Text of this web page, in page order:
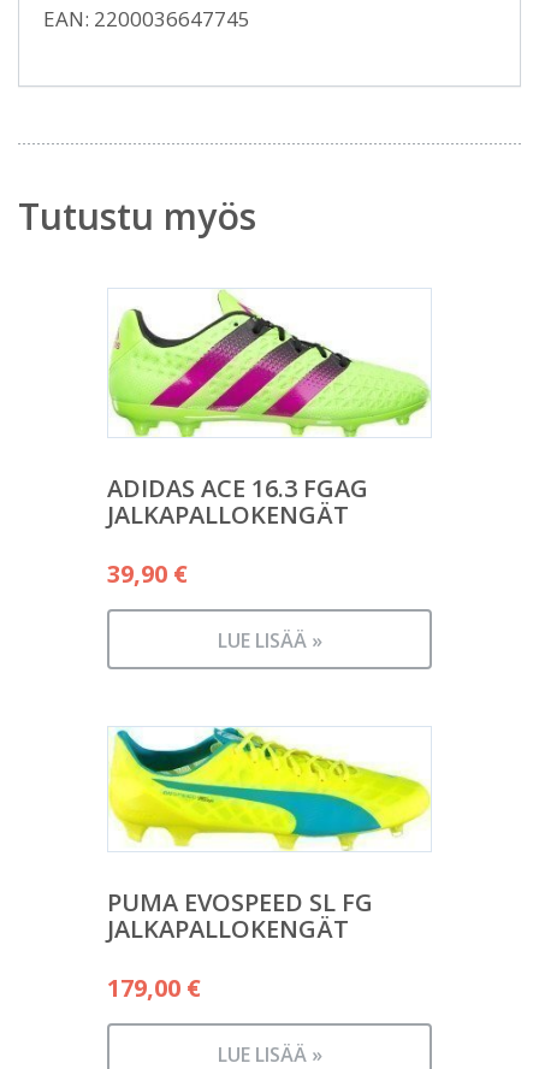
EAN: 2200036647745
Tutustu myös
ADIDAS ACE 16.3 FGAG
JALKAPALLOKENGÄT
39,90 €
LUE LISÄÄ »
PUMA EVOSPEED SL FG
JALKAPALLOKENGÄT
179,00 €
LUE LISÄÄ »